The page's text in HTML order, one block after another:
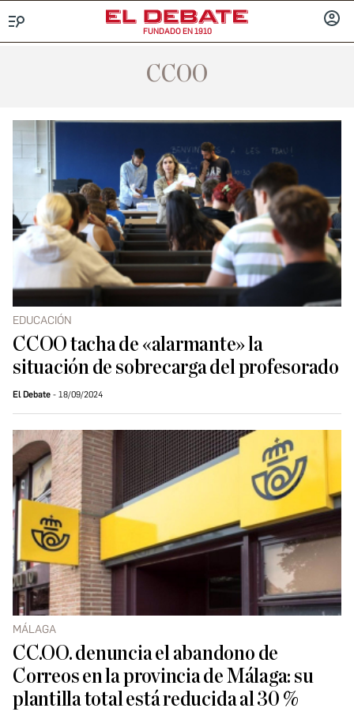
FUNDADO EN 1910
CCOO
EDUCACIÓN
CCOO tacha de «alarmante» la
situación de sobrecarga del profesorado
El Debate 18/09/2024
MÁLAGA
CC.OO. denuncia el abandono de
Correos en la provincia de Málaga: su
plantilla total está reducida al 30 %